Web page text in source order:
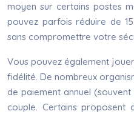
moyen sur certains postes
pouvez parfois réduire de
sans compromettre votre
Vous pouvez également
fidélité. De nombreux
de paiement annuel
couple. Certains proposent